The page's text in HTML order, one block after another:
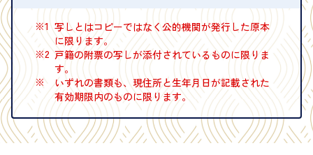
※1 写しとはコピーではなく公的機関が発行した原本
に限ります。
※2 戸籍の附票の写しが添付されているものに限りま
す。
※
いずれの書類も、現住所と生年月日が記載された
有効期限内のものに限ります。